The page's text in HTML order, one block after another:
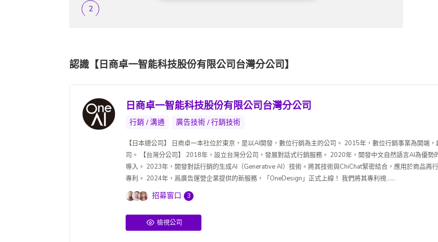
認識【日商卓一智能科技股份有限公司台灣分公司】
日商卓一智能科技股份有限公司台灣分公司
行銷 / 溝通 廣告技術 / 行銷技術
【日本總公司】 日商卓一本社位於東京，是以AI開發，數位行銷為主的公司。 2015年，數位行銷事業為開端
司。 【台灣分公司】 2018年，設立台灣分公司，發展對話式行銷服務。 2020年，開發中文自然語言AI為優
導入。 2023年，開發對話行銷的生成AI（Generative AI）技術。將其技術與ChiChat緊密結合，應用於商品再
專利。 2024年，爲廣告運營企業提供的新服務，「OneDesign」正式上線！ 我們將其專利視......
招募窗口 3
檢視公司